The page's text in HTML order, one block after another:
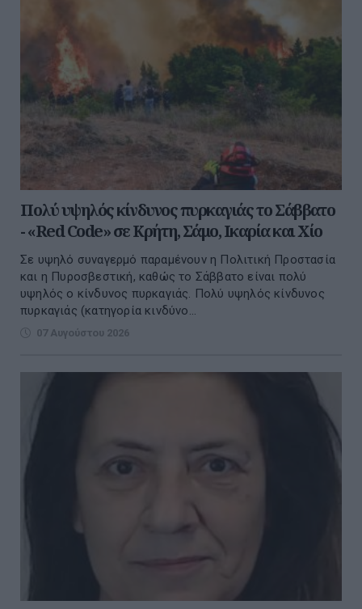
Πολύ υψηλός κίνδυνος πυρκαγιάς το Σάββατο
- «Red Code» σε Κρήτη, Σάμο, Ικαρία και Χίο
Σε υψηλό συναγερμό παραμένουν η Πολιτική Προστασία
και η Πυροσβεστική, καθώς το Σάββατο είναι πολύ
υψηλός ο κίνδυνος πυρκαγιάς. Πολύ υψηλός κίνδυνος
πυρκαγιάς (κατηγορία κινδύνο...
07 Αυγούστου 2026